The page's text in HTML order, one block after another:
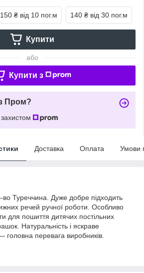
150 ₴ від 10 пог.м 140 ₴ від 30 пог.м
Купити
або
Купити з
Пром?
Доставка Оплата Умови
во Туреччина. Дуже добре підходить
речей ручної роботи. Особливо
для пошиття дитячих постільних
Натуральність і яскраве
перевага виробників.